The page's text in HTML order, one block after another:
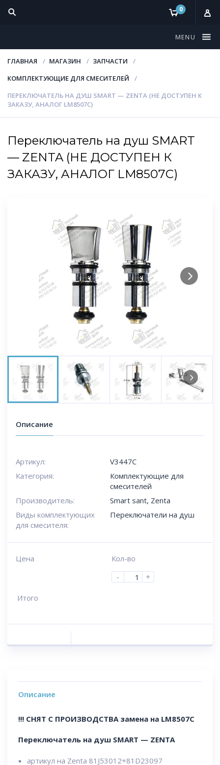
0
MENU
ГЛАВНАЯ МАГАЗИН
ЗАПЧАСТИ
КОМПЛЕКТУЮЩИЕ ДЛЯ СМЕСИТЕЛЕЙ
ПЕРЕКЛЮЧАТЕЛЬ НА ДУШ SMART — ZENTA (НЕ ДОСТУПЕН К
ЗАКАЗУ, АНАЛОГ LM8507C)
Переключатель на душ SMART
— ZENTA (НЕ ДОСТУПЕН К
ЗАКАЗУ, АНАЛОГ LM8507C)
Next
Описание
Артикул:
V3447C
Категория:
Комплектующие для
смесителей
Производитель:
Smart sant, Zenta
Виды комплектующих
для смесителя:
Переключатели на душ
Цена
Кол-во
-
+
Итого
Описание
!!! СНЯТ С ПРОИЗВОДСТВА замена на LM8507C
Переключатель на душ SMART — ZENTA
артикул на Zenta 81J53012+81D23097